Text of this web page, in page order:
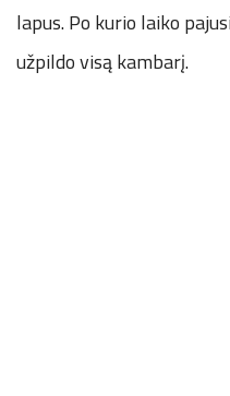
lapus. Po kurio laiko
užpildo visą kambarį.